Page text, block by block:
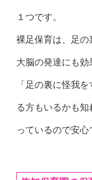
１つです。
裸足保育は、足の
大脳の発達にも効
「足の裏に怪我
る方もいるかも
っているので安心